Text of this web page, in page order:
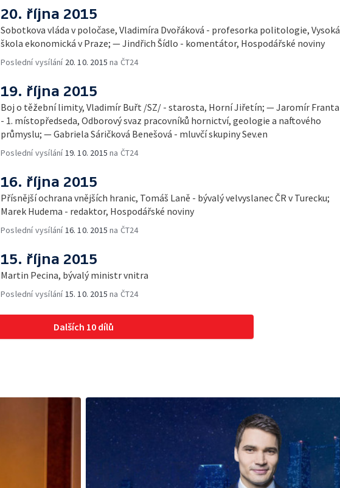
20. října 2015
Sobotkova vláda v poločase, Vladimíra Dvořáková - profesorka politologie, Vysoká
škola ekonomická v Praze; — Jindřich Šídlo - komentátor, Hospodářské noviny
Poslední vysílání 20. 10. 2015 na ČT24
19. října 2015
Boj o těžební limity, Vladimír Buřt /SZ/ - starosta, Horní Jiřetín; — Jaromír Franta
- 1. místopředseda, Odborový svaz pracovníků hornictví, geologie a naftového
průmyslu; — Gabriela Sáričková Benešová - mluvčí skupiny Sev.en
Poslední vysílání 19. 10. 2015 na ČT24
16. října 2015
Přísnější ochrana vnějších hranic, Tomáš Laně - bývalý velvyslanec ČR v Turecku;
Marek Hudema - redaktor, Hospodářské noviny
Poslední vysílání 16. 10. 2015 na ČT24
15. října 2015
Martin Pecina, bývalý ministr vnitra
Poslední vysílání 15. 10. 2015 na ČT24
Dalších 10 dílů